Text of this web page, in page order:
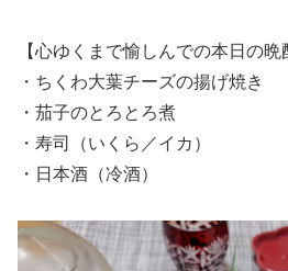
【心ゆくまで愉しんでの本日の晩
・ちくわ大葉チーズの揚げ焼き
・茄子のとろとろ煮
・寿司（いくら／イカ）
・日本酒（冷酒）